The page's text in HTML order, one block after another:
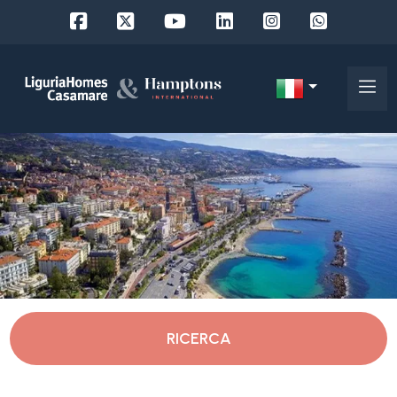
RICERCA
EN
FR
DE
RU
Chi
siamo
I
Scegli
dove
cercare
Imperia
Santo Stefano al Mare